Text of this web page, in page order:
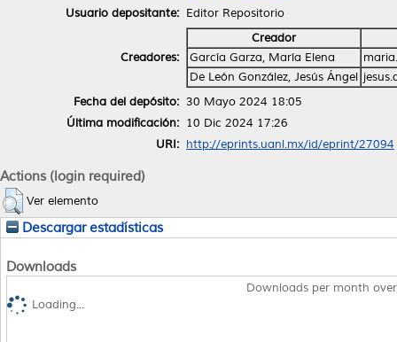
Usuario depositante: Editor Repositorio
Creadores:
Creador
García Garza, María Elena
De León González, Jesús Ángel
Fecha del depósito: 30 Mayo 2024 18:05
Última modificación: 10 Dic 2024 17:26
URI: http://eprints.uanl.mx/id/eprint/27094
Actions (login required)
Ver elemento
Descargar estadísticas
Downloads
Downloads per month
Loading...